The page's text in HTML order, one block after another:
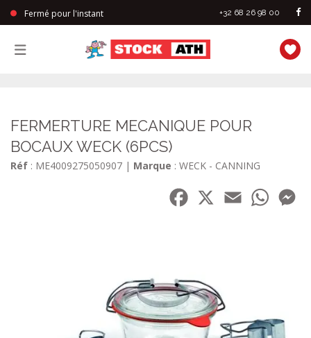
Fermé pour l'instant +32 68 26 98 00
FERMERTURE MECANIQUE POUR
BOCAUX WECK (6PCS)
Réf : ME4009275050907 | Marque : WECK - CANNING
Facebook
Email